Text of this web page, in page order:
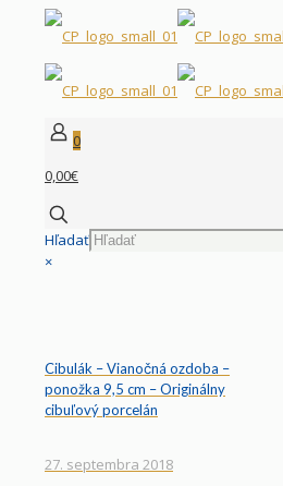
0
0,00€
Hľadať
×
Cibulák – Vianočná ozdoba –
ponožka 9,5 cm – Originálny
cibuľový porcelán
27. septembra 2018